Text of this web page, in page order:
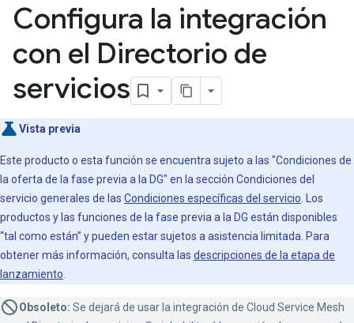
Configura la integración
con el Directorio de
servicios
Vista previa
Este producto o esta función se encuentra sujeto a las "Condiciones de
la oferta de la fase previa a la DG" en la sección Condiciones del
servicio generales de las Condiciones específicas del servicio . Los
productos y las funciones de la fase previa a la DG están disponibles
“tal como están” y pueden estar sujetos a asistencia limitada. Para
obtener más información, consulta las descripciones de la etapa de
lanzamiento
Obsoleto: Se dejará de usar la integración de Cloud Service Mesh